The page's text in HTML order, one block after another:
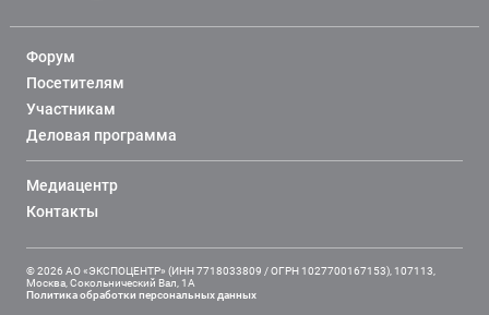
Форум
Посетителям
Участникам
Деловая программа
Медиацентр
Контакты
© 2026 АО «ЭКСПОЦЕНТР» (ИНН 7718033809 / ОГРН 1027700167153), 107113,
Москва, Сокольнический Вал, 1А
Политика обработки персональных данных